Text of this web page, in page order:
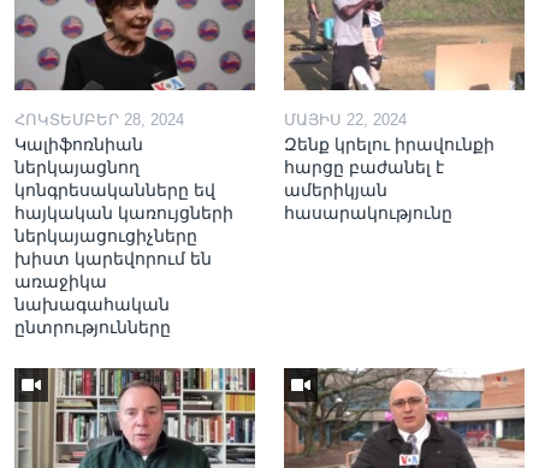
ՀՈԿՏԵՄԲԵՐ 28, 2024
Կալիֆոռնիան
ներկայացնող
կոնգրեսականները եվ
հայկական կառույցների
ներկայացուցիչները
խիստ կարեվորում են
առաջիկա
նախագահական
ընտրությունները
ՄԱՅԻՍ 22, 2024
Զենք կրելու իրավունքի
հարցը բաժանել է
ամերիկյան
հասարակությունը